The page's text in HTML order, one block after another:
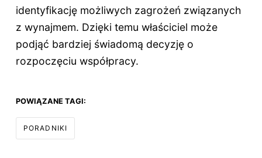
identyfikację możliwych zagrożeń związanych
z wynajmem. Dzięki temu właściciel może
podjąć bardziej świadomą decyzję o
rozpoczęciu współpracy.
POWIĄZANE TAGI:
PORADNIKI